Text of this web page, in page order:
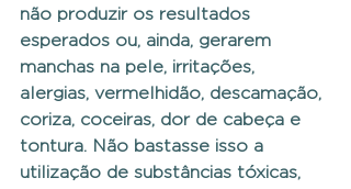
não produzir os resultados
esperados ou, ainda, gerarem
manchas na pele, irritações,
alergias, vermelhidão, descamação,
coriza, coceiras, dor de cabeça e
tontura. Não bastasse isso a
utilização de substâncias tóxicas,